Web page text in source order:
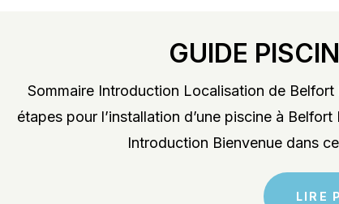
GUIDE
Sommaire Introduction Localisation de
étapes pour l’installation d’une piscine à
Introduction Bienvenue dans
LIRE